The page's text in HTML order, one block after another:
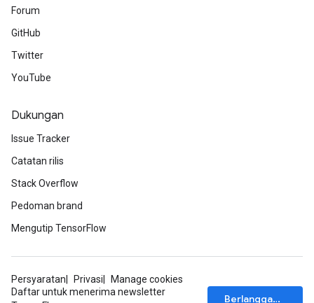
Forum
GitHub
Twitter
YouTube
Dukungan
Issue Tracker
Catatan rilis
Stack Overflow
Pedoman brand
Mengutip TensorFlow
Persyaratan Privasi
Manage cookies
Daftar untuk menerima newsletter
Berlangganan